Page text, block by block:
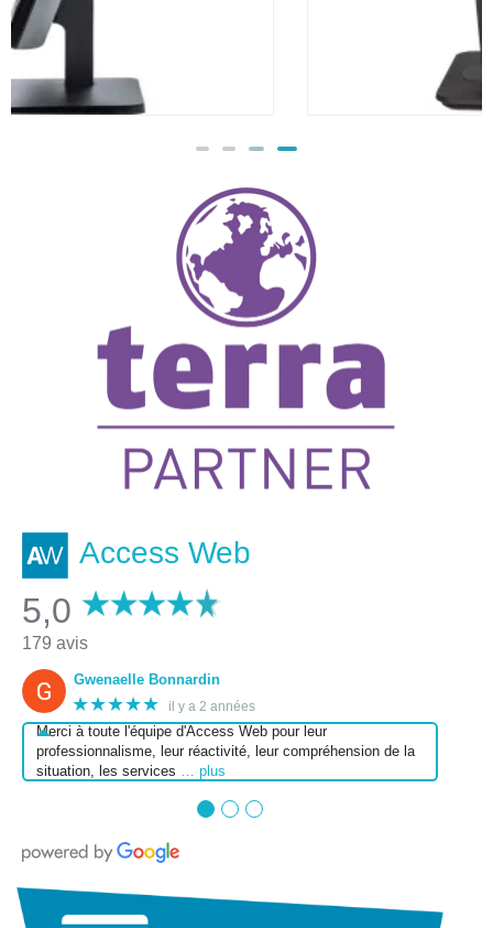
HDMI/DP/USB-C GREENLINE
Access Web
5,0
179 avis
Gwenaelle Bonnardin
★★★★★ il y a 2 années
Merci à toute l'équipe d'Access Web pour leur
professionnalisme, leur réactivité, leur compréhension de la
situation, les services
… plus
● ● ●